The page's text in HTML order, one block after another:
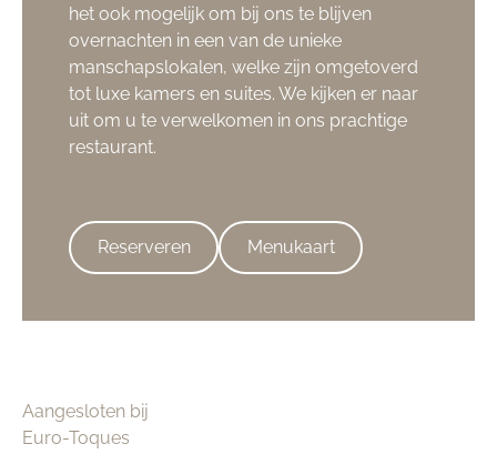
het ook mogelijk om bij ons te blijven
overnachten in een van de unieke
manschapslokalen, welke zijn omgetoverd
tot luxe kamers en suites. We kijken er naar
uit om u te verwelkomen in ons prachtige
restaurant.
Reserveren Menukaart
Aangesloten bij
Euro-Toques